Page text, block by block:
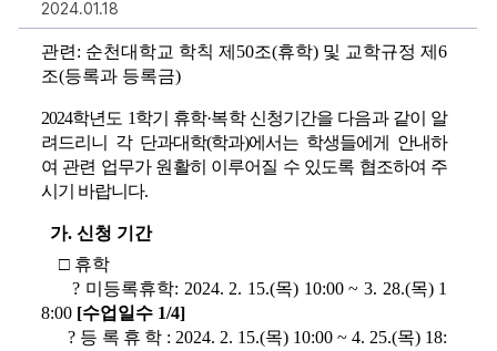
기
2024.01.18
관련 : 순천대학교 학칙 제 50조(휴학) 및 교학규정 제6
조(등록과 등록금)
2024학년도 1학기 휴학·복학 신청기간을 다음과 같이 알
려드리니 각 단과대학(학과)에서는 학생들에게 안내하
여 관련 업무가 원활히 이루어질 수 있도록 협조하여 주
시기 바랍니다.
가. 신청 기간
□ 휴학
? 미등록휴학: 2024. 2. 15.(목) 10:00 ~ 3. 28.(목) 1
8:00 [수업일수 1/4]
? 등록휴학 : 2024. 2. 15.(목) 10:00 ~ 4. 25.(목) 18: